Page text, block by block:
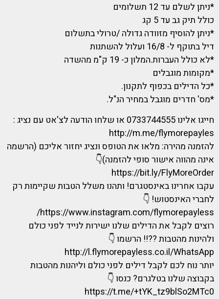
*ניתן לשלם עד 12 תשלומים
כולל תיק גב עד 5 קג
*ניתן להוסיף מזוודה גדולה /טרולי בתשלום
דיל בתוקף ל- 16/8 ועלול להשתנות
*לא כולל העברות.המלון כ- 19 ק"מ מהשדה
*מקומות מוגבלים
*כל הדילים בכפוף לתקנון.
*מס' חדרים מוגבל במחיר הנ"ל.
חייגו אלינו 0733744555 או שלחו הודעה לצ'אט עם נציג :
http://m.me/flymorepayles
להזמנה מהירה: מלאו את הטופס ונציג יחזור אליכם (הרשמה
אינה מהווה אישור סופי להזמנה)👇
https://bit.ly/FlyMoreOrder
עקבו אחרינו באינסטגרם! ותהנו משלל הטבות שקיימות רק
לחברי האינסטוש! 👇
https://www.instagram.com/flymorepayless/
רוצים לקבל את הדילים שלנו ישירות לנייד לפני כולם
ולהינות מהטבות ??!! הרשמו 👇
http://l.flymorepayless.co.il/WhatsApp
יותר נוח לכם לקבל דילים לפני כולם וליהנות מהטבות
בקבוצה שלנו בטלגרם? כנסו 👇
https://t.me/+tYK_tz9blSo2MTc0